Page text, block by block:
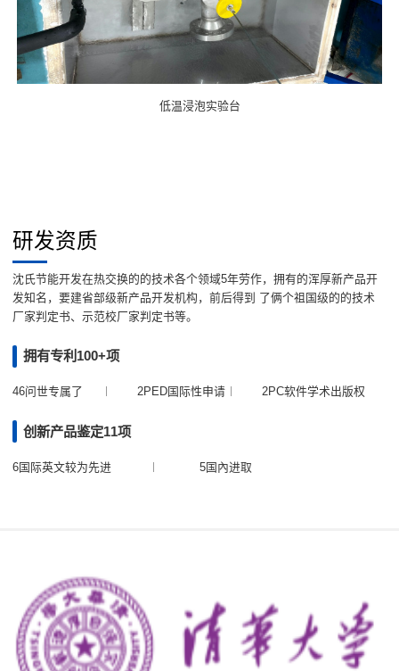
低温浸泡实验台
研发资质
沈氏节能开发在热交换的的技术各个领域5年劳作，拥有的浑厚新产品开
发知名，要建省部级新产品开发机构，前后得到 了俩个祖国级的的技术
厂家判定书、示范校厂家判定书等。
拥有专利100+项
46问世专属了 2PED国际性申请 2PC软件学术出版权
创新产品鉴定11项
6国际英文较为先进 5国內进取